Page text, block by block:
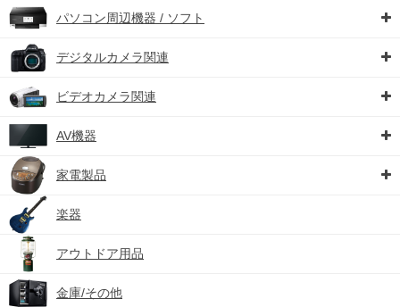
パソコン周辺機器 / ソフト
デジタルカメラ関連
ビデオカメラ関連
AV機器
家電製品
楽器
アウトドア用品
金庫/その他